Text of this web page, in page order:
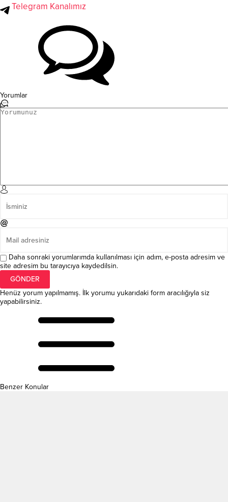
Telegram Kanalımız
Yorumlar
Daha sonraki yorumlarımda kullanılması için adım, e-posta adresim ve
site adresim bu tarayıcıya kaydedilsin.
Henüz yorum yapılmamış. İlk yorumu yukarıdaki form aracılığıyla siz
yapabilirsiniz.
Benzer Konular